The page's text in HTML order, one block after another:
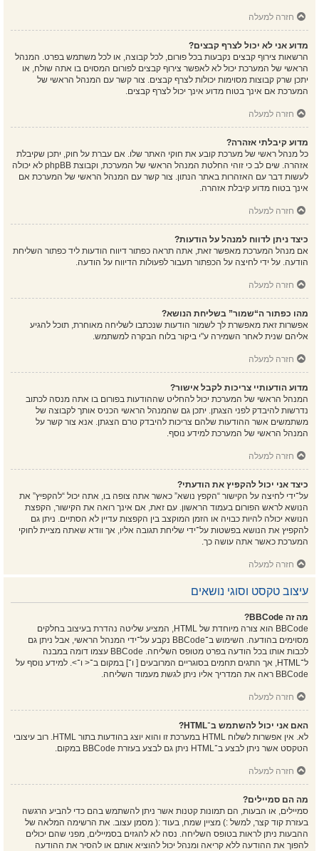
חזרה למעלה
מדוע אני לא יכול לצרף קבצים?
הרשאות צירוף קבצים נקבעות בכל פורום, לכל קבוצה, או לכל משתמש בפרט. המנהל
הראשי של המערכת יכול לא לאפשר צירוף קבצים לפורום המסוים בו אתה שולח, או
יתכן שרק קבוצות מסוימות יכולות לצרף קבצים. צור קשר עם המנהל הראשי של
המערכת אם אינך בטוח מדוע אינך יכול לצרף קבצים.
חזרה למעלה
מדוע קיבלתי אזהרה?
כל מנהל ראשי של מערכת קובע את חוקי האתר שלו. אם עברת על חוק, יתכן שקיבלת
אזהרה. שים לב כי זוהי החלטת המנהל הראשי של המערכת, וקבוצת phpBB לא יכולה
לעשות דבר עם האזהרות באתר הנתון. צור קשר עם המנהל הראשי של המערכת אם
אינך בטוח מדוע קיבלת אזהרה.
חזרה למעלה
כיצד ניתן לדווח למנהל על הודעות?
אם מנהל המערכת מאפשר זאת, אתה תראה כפתור דיווח הודעות ליד כפתור השליחת
הודעה. על ידי לחיצה על הכפתור תעבור לפעולות הדיווח על הודעה.
חזרה למעלה
מהו כפתור ה“שמור” בשליחת הנושא?
אפשרות זאת מאפשרת לך לשמור הודעות שנכתבו לשליחה מאוחרת, תוכל להגיע
אליהם שנית לאחר השמירה ע"י ביקור בלוח הבקרה למשתמש.
חזרה למעלה
מדוע הודעותיי צריכות לקבל אישור?
המנהל הראשי של המערכת יכול להחליט שההודעות בפורום בו אתה מנסה לכתוב
נדרשות להיבדק לפני הצגתן. יתכן גם שהמנהל הראשי הכניס אותך לקבוצה של
משתמשים אשר ההודעות שלהם צריכות להיבדק טרם הצגתן. אנא צור קשר על
המנהל הראשי של המערכת למידע נוסף.
חזרה למעלה
כיצד אני יכול להקפיץ את הודעתי?
על־ידי לחיצה על הקישור “הקפץ נושא” כאשר אתה צופה בו, אתה יכול “להקפיץ” את
הנושא לראש הפורום בעמוד הראשון. עם זאת, אם אינך רואה את הקישור, הקפצת
הנושא יכולה להיות כבויה או הזמן המוקצב בין הקפצות עדיין לא הסתיים. ניתן גם
להקפיץ את הנושא בפשטות על־ידי שליחת תגובה אליו, אך וודא שאתה מציית לחוקי
המערכת כאשר אתה עושה כך.
חזרה למעלה
עיצוב טקסט וסוגי נושאים
מה זה BBCode?
BBCode הוא צורה מיוחדת של HTML, המציע שליטה נהדרת בעיצוב בחלקים
מסוימים בהודעה. השימוש ב־BBCode נקבע על־ידי המנהל הראשי, אבל ניתן גם
לכבות אותו בכל הודעה בפרט מטופס השליחה. BBCode עצמו דומה במבנה
ל־HTML, אך התגים תחמים בסוגריים המרובעים [ ו־] במקום ב־< ו־>. למידע נוסף על
BBCode ראה את המדריך אליו ניתן לגשת מעמוד השליחה.
חזרה למעלה
האם אני יכול להשתמש ב־HTML?
לא. אין אפשרות לשלוח HTML במערכת זו והוא יוצג בהודעות בתור HTML. רוב עיצובי
הטקסט אשר ניתן לבצע ב־HTML ניתן גם לבצע בעזרת BBCode במקום.
חזרה למעלה
מה הם סמיילים?
סמיילים, או הבעות, הם תמונות קטנות אשר ניתן להשתמש בהם כדי להביע הרגשה
בעזרת קוד קצר, למשל :) מציין שמח, בעוד :( מסמן עצוב. את הרשימה המלאה של
ההבעות ניתן לראות בטופס השליחה. נסה לא להגזים בסמיילים, מפני שהם יכולים
להפוך את ההודעה ללא קריאה ומנהל יכול להוציא אותם או להסיר את ההודעה